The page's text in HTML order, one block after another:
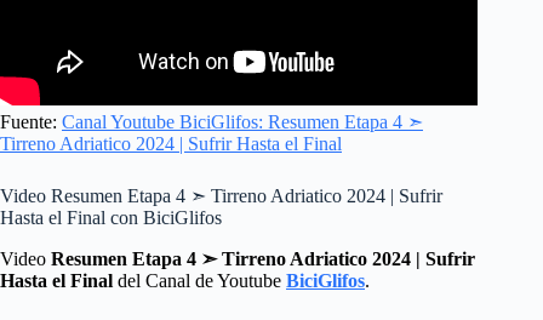
Fuente: Canal Youtube BiciGlifos: Resumen Etapa 4 ➣
Tirreno Adriatico 2024 | Sufrir Hasta el Final
Video Resumen Etapa 4 ➣ Tirreno Adriatico 2024 | Sufrir
Hasta el Final con BiciGlifos
Video Resumen Etapa 4 ➣ Tirreno Adriatico 2024 | Sufrir
Hasta el Final del Canal de Youtube BiciGlifos.